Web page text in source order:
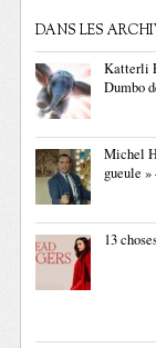
DANS LES
Katterli
Dumbo
Michel
gueule
13